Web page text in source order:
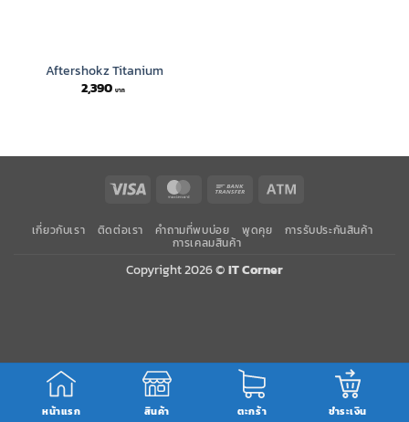
Aftershokz Titanium
2,390
หน้าแรก สินค้า ตะกร้า ชำระเงิน
Visa MasterCard Bank
เกี่ยวกับเรา ติดต่อเรา คำถามที่พบบ่อย พูดคุย การรับประกันสินค้า
การเคลมสินค้า
Copyright 2026 ©IT Corner